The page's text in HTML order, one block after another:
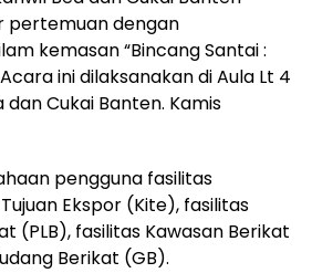
pertemuan dengan
kemasan “Bincang Santai :
ini dilaksanakan di Aula Lt 4
Cukai Banten. Kamis
pengguna fasilitas
Ekspor (Kite), fasilitas
(PLB), fasilitas Kawasan Berikat
Berikat (GB).